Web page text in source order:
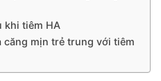
khi tiêm HA
căng mịn trẻ trung với tiêm